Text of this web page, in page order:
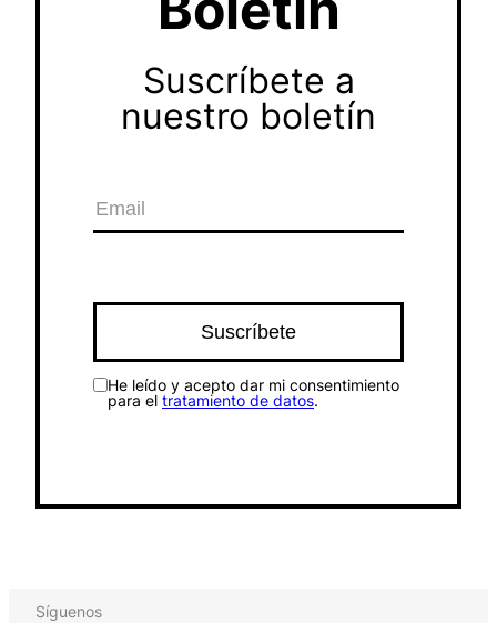
Suscríbete a
nuestro boletín
He leído y acepto dar mi consentimiento
para el tratamiento de datos.
Síguenos